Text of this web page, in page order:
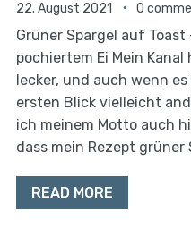
22. August 2021 0
Grüner Spargel auf
pochiertem Ei Mein
lecker, und auch wenn
ersten Blick vielleicht
ich meinem Motto auch
dass mein Rezept grüner
READ MORE